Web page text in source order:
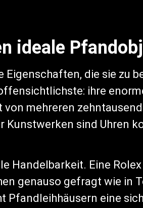
ideale
Eigenschaften, die sie zu
ihre
mehreren
Kunstwerken sind Uhren
Handelbarkeit. Eine
genauso gefragt wie in
Pfandleihhäusern eine